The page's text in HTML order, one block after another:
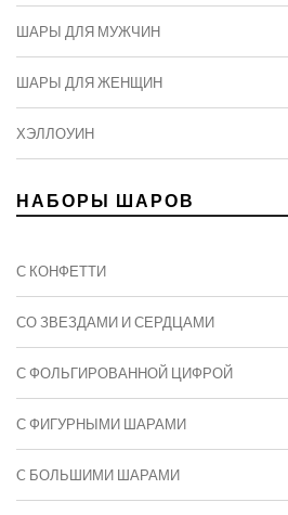
ШАРЫ ДЛЯ МУЖЧИН
ШАРЫ ДЛЯ ЖЕНЩИН
ХЭЛЛОУИН
НАБОРЫ ШАРОВ
С КОНФЕТТИ
СО ЗВЕЗДАМИ И СЕРДЦАМИ
С ФОЛЬГИРОВАННОЙ ЦИФРОЙ
С ФИГУРНЫМИ ШАРАМИ
C БОЛЬШИМИ ШАРАМИ